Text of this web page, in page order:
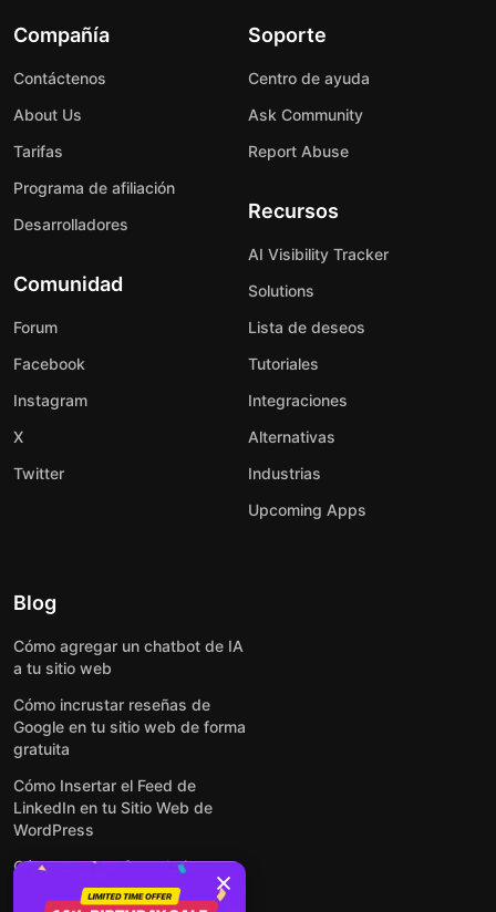
Compañía
Contáctenos
About Us
Tarifas
Programa de afiliación
Desarrolladores
Comunidad
Forum
Facebook
Instagram
X
Twitter
Soporte
Centro de ayuda
Ask Community
Report Abuse
Recursos
AI Visibility Tracker
Solutions
Lista de deseos
Tutoriales
Integraciones
Alternativas
Industrias
Upcoming Apps
Blog
Cómo agregar un chatbot de IA
a tu sitio web
Cómo incrustar reseñas de
Google en tu sitio web de forma
gratuita
Cómo Insertar el Feed de
LinkedIn en tu Sitio Web de
WordPress
Cómo crear un formulario para
WordPress: de manera simple y